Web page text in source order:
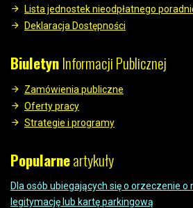
Lista jednostek nieodpłatnego
Deklaracja Dostępności
BiuletynInformacji Publicznej
Zamówienia publiczne
Oferty pracy
Strategie i programy
Popularneartykuły
Dla osób ubiegających się o orzeczenie o
legitymację lub kartę parkingową